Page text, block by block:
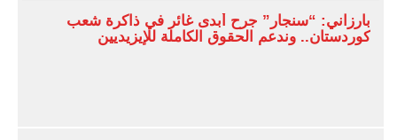
بارزاني: “سنجار” جرح أبدى غائر في ذاكرة شعب
كوردستان.. وندعم الحقوق الكاملة للإيزيديين